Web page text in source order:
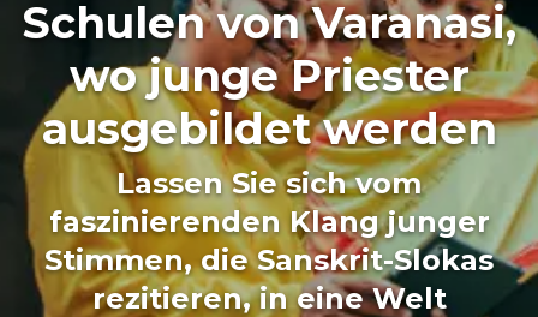
Schulen von Varanasi,
wo junge Priester
ausgebildet werden
Lassen Sie sich vom
faszinierenden Klang junger
Stimmen, die Sanskrit-Slokas
rezitieren, in eine Welt